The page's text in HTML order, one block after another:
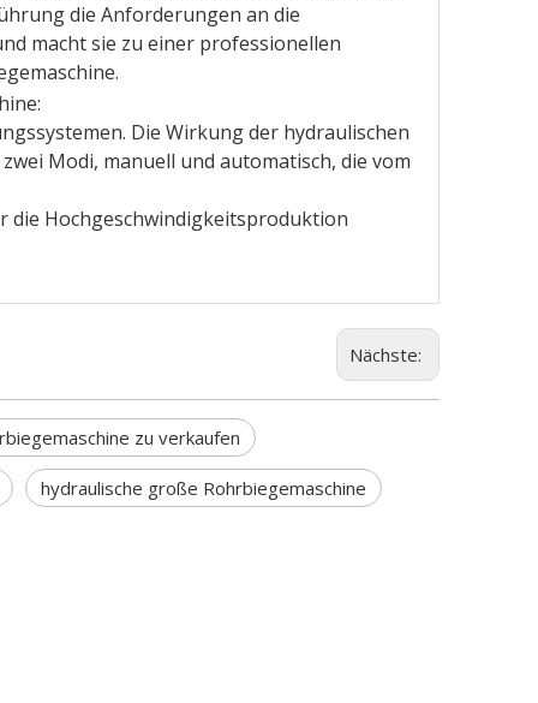
die Anforderungen an die
macht sie zu einer professionellen
Die Wirkung der hydraulischen
Modi, manuell und automatisch, die vom
die Hochgeschwindigkeitsproduktion
Nächste:
zu verkaufen
hydraulische große Rohrbiegemaschine